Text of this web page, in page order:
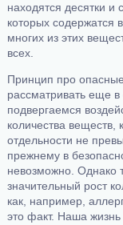
находятся десятки и
которых содержатся
многих из этих
всех.
Принцип про
рассматривать еще
подвергаемся
количества веществ,
отдельности не
прежнему в
невозможно. Однако
значительный рост
как, например,
это факт. Наша